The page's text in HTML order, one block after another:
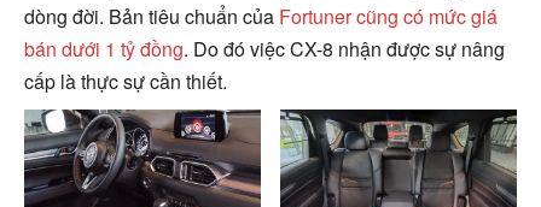
dòng đời. Bản tiêu chuẩn của Fortuner cũng có mức giá
bán dưới 1 tỷ đồng. Do đó việc CX-8 nhận được sự nâng
cấp là thực sự cần thiết.